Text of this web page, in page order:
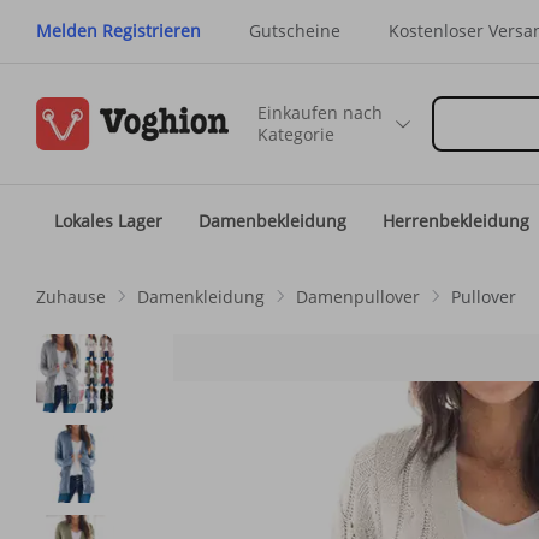
Melden Registrieren Gutscheine Kostenloser
Einkaufen nach
Kategorie
Lokales Lager Damenbekleidung Herrenbekleidung
Zuhause Damenkleidung Damenpullover Pullover